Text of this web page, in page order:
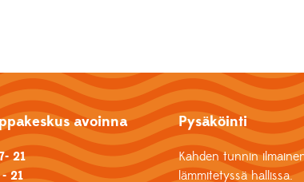
avoinna
21
21
Pysäköinti
Kahden tunnin
lämmitetyssä hallissa.